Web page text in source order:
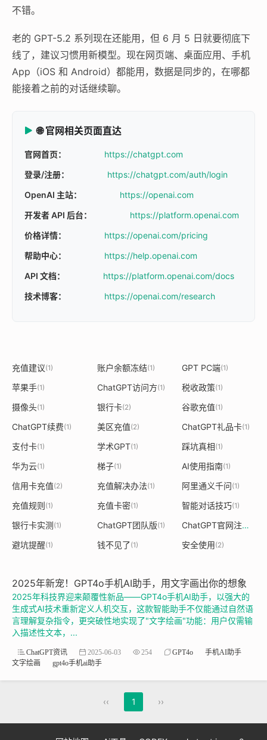
不错。
老的 GPT-5.2 系列现在还能用，但 6 月 5 日就要彻底下
线了，建议习惯用新模型。现在网页端、桌面应用、手机
App（iOS 和 Android）都能用，数据是同步的，在哪都
能接着之前的对话继续聊。
🌐 官网相关页面直达
官网首页：
https://chatgpt.com
登录/注册：
https://chatgpt.com/auth/login
OpenAI 主站：
https://openai.com
开发者 API 后台：
https://platform.openai.com
价格详情：
https://openai.com/pricing
帮助中心：
https://help.openai.com
API 文档：
https://platform.openai.com/docs
技术博客：
https://openai.com/research
充值建议(1) 账户余额冻结(1) GPT PC端(1)
苹果手(1) ChatGPT访问方(1) 税收政策(1)
摄像头(1) 银行卡(2) 谷歌充值(1)
ChatGPT续费(1) 美区充值(2) ChatGPT礼品卡(1)
支付卡(1) 学术GPT(1) 踩坑真相(1)
华为云(1) 梯子(1) AI使用指南(1)
信用卡充值(2) 充值解决办法(1) 阿里通义千问(1)
充值规则(1) 充值卡密(1) 智能对话技巧(1)
银行卡实测(1) ChatGPT团队版(1) ChatGPT官网注册
避坑提醒(1) 钱不见了(1) 安全使用(2)
2025年新宠！GPT4o手机AI助手，用文字画出你的想象
2025年科技界迎来颠覆性新品——GPT4o手机AI助手，以强大的
生成式AI技术重新定义人机交互，这款智能助手不仅能通过自然语
言理解复杂指令，更突破性地实现了"文字绘画"功能：用户仅需输
入描述性文本，...
ChatGPT资讯 2025-06-03 254 GPT4o
手机AI助手
文字绘画
gpt4o手机ai助手
‹‹ 1 ››